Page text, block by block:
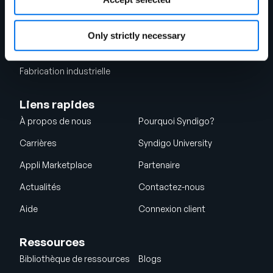
Only strictly necessary
Après-vente automobile
Énergie Biens de consommation
Fabrication industrielle
Liens rapides
À propos de nous Pourquoi Syndigo?
Carrières Syndigo University
Appli Marketplace Partenaire
Actualités Contactez-nous
Aide Connexion client
Ressources
Bibliothèque de ressources Blogs